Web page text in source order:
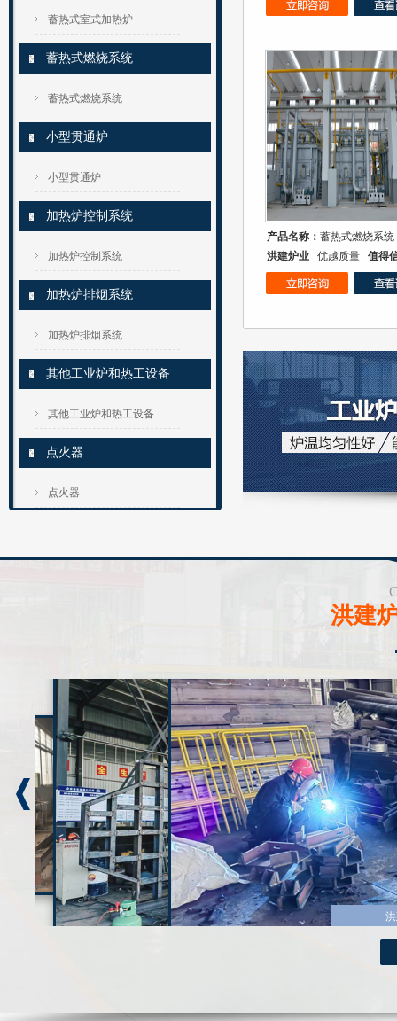
蓄热式室式加热炉
蓄热式燃烧系统
蓄热式燃烧系统
小型贯通炉
小型贯通炉
加热炉控制系统
加热炉控制系统
加热炉排烟系统
加热炉排烟系统
其他工业炉和热工设备
其他工业炉和热工设备
点火器
点火器
产品名称： 蓄热式燃烧系统
洪建炉业 优越质量 值得
洪建